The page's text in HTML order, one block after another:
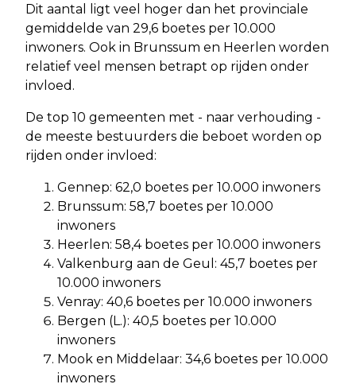
Dit aantal ligt veel hoger dan het provinciale
gemiddelde van 29,6 boetes per 10.000
inwoners. Ook in Brunssum en Heerlen worden
relatief veel mensen betrapt op rijden onder
invloed.
De top 10 gemeenten met - naar verhouding -
de meeste bestuurders die beboet worden op
rijden onder invloed:
Gennep: 62,0 boetes per 10.000 inwoners
Brunssum: 58,7 boetes per 10.000
inwoners
Heerlen: 58,4 boetes per 10.000 inwoners
Valkenburg aan de Geul: 45,7 boetes per
10.000 inwoners
Venray: 40,6 boetes per 10.000 inwoners
Bergen (L.): 40,5 boetes per 10.000
inwoners
Mook en Middelaar: 34,6 boetes per 10.000
inwoners